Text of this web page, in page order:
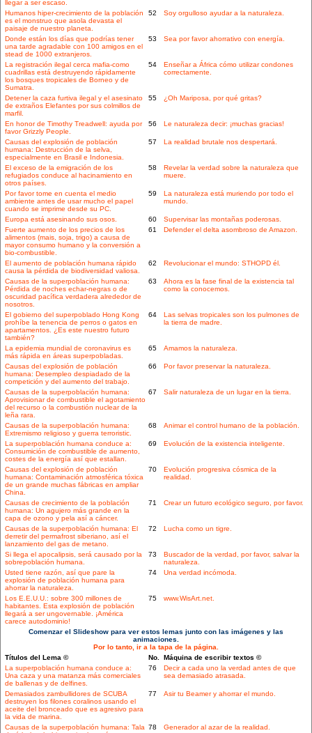
llegar a ser escaso.
Humanos hiper-crecimiento de la población
es el monstruo que asola devasta el
paisaje de nuestro planeta.
52 Soy orgulloso ayudar a la naturaleza.
Donde están los días que podrías tener
una tarde agradable con 100 amigos en el
stead de 1000 extranjeros.
53 Sea por favor ahorrativo con energía.
La registración ilegal cerca mafia-como
cuadrillas está destruyendo rápidamente
los bosques tropicales de Borneo y de
Sumatra.
54
Enseñar a África cómo utilizar condones
correctamente.
Detener la caza furtiva ilegal y el asesinato
de extraños Elefantes por sus colmillos de
marfil.
55 ¿Oh Mariposa, por qué gritas?
En honor de Timothy Treadwell: ayuda por
favor Grizzly People.
56 Le naturaleza decir: ¡muchas gracias!
Causas del explosión de población
humana: Destrucción de la selva,
especialmente en Brasil e Indonesia.
57 La realidad brutale nos despertará.
El exceso de la emigración de los
refugiados conduce al hacinamiento en
otros países.
58
Revelar la verdad sobre la naturaleza que
muere.
Por favor tome en cuenta el medio
ambiente antes de usar mucho el papel
cuando se imprime desde su PC.
59
La naturaleza está muriendo por todo el
mundo.
Europa está asesinando sus osos. 60
Supervisar las montañas poderosas.
Fuerte aumento de los precios de los
alimentos (mais, soja, trigo) a causa de
mayor consumo humano y la conversión a
bio-combustible.
61 Defender el delta asombroso de Amazon.
El aumento de población humana rápido
causa la pérdida de biodiversidad valiosa.
62 Revolucionar el mundo: STHOPD él.
Causas de la superpoblación humana:
Pérdida de noches echar-negras o de
oscuridad pacífica verdadera alrededor de
nosotros.
63
Ahora es la fase final de la existencia tal
como la conocemos.
El gobierno del superpoblado Hong Kong
prohíbe la tenencia de perros o gatos en
apartamentos. ¿Es este nuestro futuro
también?
64
Las selvas tropicales son los pulmones de
la tierra de madre.
La epidemia mundial de coronavirus es
más rápida en áreas superpobladas.
65 Amamos la naturaleza.
Causas del explosión de población
humana: Desempleo despiadado de la
competición y del aumento del trabajo.
66 Por favor preservar la naturaleza.
Causas de la superpoblación humana:
Aprovisionar de combustible el agotamiento
del recurso o la combustión nuclear de la
leña rara.
67 Salir naturaleza de un lugar en la tierra.
Causas de la superpoblación humana:
Extremismo religioso y guerra terroristic.
68 Animar el control humano de la población.
La superpoblación humana conduce a:
Consumición de combustible de aumento,
costes de la energía así que estallan.
69 Evolución de la existencia inteligente.
Causas del explosión de población
humana: Contaminación atmosférica tóxica
de un grande muchas fábricas en ampliar
China.
70
Evolución progresiva cósmica de la
realidad.
Causas de crecimiento de la población
humana: Un agujero más grande en la
capa de ozono y pela así a cáncer.
71 Crear un futuro ecológico seguro, por favor.
Causas de la superpoblación humana: El
derretir del permafrost siberiano, así el
lanzamiento del gas de metano.
72 Lucha como un tigre.
Si llega el apocalipsis, será causado por la
sobrepoblación humana.
73
Buscador de la verdad, por favor, salvar la
naturaleza.
Usted tiene razón, así que pare la
explosión de población humana para
ahorrar la naturaleza.
74 Una verdad incómoda.
Los E.E.U.U.: sobre 300 millones de
habitantes. Esta explosión de población
llegará a ser ungovernable. ¡América
carece autodominio!
75 www.WisArt.net.
Comenzar el Slideshow para ver estos lemas junto con las imágenes y las
animaciones.
Por lo tanto, ir a la tapa de la página.
Títulos del Lema ©
No. Máquina de escribir textos ©
La superpoblación humana conduce a:
Una caza y una matanza más comerciales
de ballenas y de delfines.
76
Decir a cada uno la verdad antes de que
sea demasiado atrasada.
Demasiados zambullidores de SCUBA
destruyen los filones coralinos usando el
aceite del bronceado que es agresivo para
la vida de marina.
77 Asir tu Beamer y ahorrar el mundo.
Causas de la superpoblación humana: Tala 78 Generador al azar de la realidad.